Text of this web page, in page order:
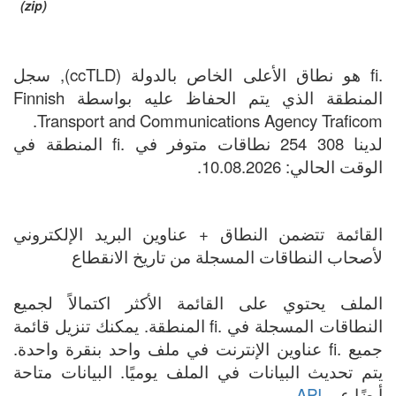
(zip)
.fi هو نطاق الأعلى الخاص بالدولة (ccTLD), سجل
المنطقة الذي يتم الحفاظ عليه بواسطة Finnish
Transport and Communications Agency Traficom.
لدينا 308 254 نطاقات متوفر في .fi المنطقة في
الوقت الحالي: 10.08.2026.
القائمة تتضمن النطاق + عناوين البريد الإلكتروني
لأصحاب النطاقات المسجلة من تاريخ الانقطاع
الملف يحتوي على القائمة الأكثر اكتمالاً لجميع
النطاقات المسجلة في .fi المنطقة. يمكنك تنزيل قائمة
جميع .fi عناوين الإنترنت في ملف واحد بنقرة واحدة.
يتم تحديث البيانات في الملف يوميًا. البيانات متاحة